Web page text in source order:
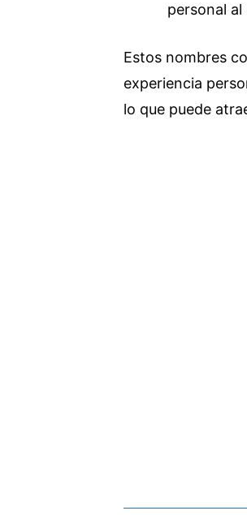
personal al
Estos nombres
experiencia
lo que puede